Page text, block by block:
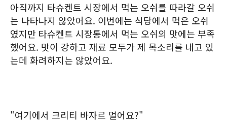
아직까지 타슈켄트 시장에서 먹는 오쉬를 따라갈 오쉬
는 나타나지 않았어요. 이번에는 식당에서 먹은 오쉬
였지만 타슈켄트 시장통에서 먹는 오쉬의 맛에는 부족
했어요. 맛이 강하고 재료 모두가 제 목소리를 내고 있
는데 화려하지는 않았어요.
"여기에서 크리티 바자르 멀어요?"